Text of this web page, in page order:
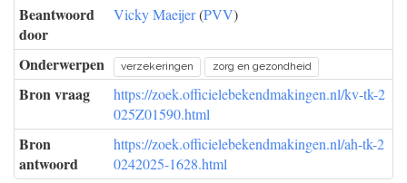
Beantwoord
door
Vicky Maeijer(PVV)
Onderwerpen verzekeringen zorg en gezondheid
Bron vraag
https://zoek.officielebekendmakingen.nl/kv-tk-2
025Z01590.html
Bron
antwoord
https://zoek.officielebekendmakingen.nl/ah-tk-2
0242025-1628.html